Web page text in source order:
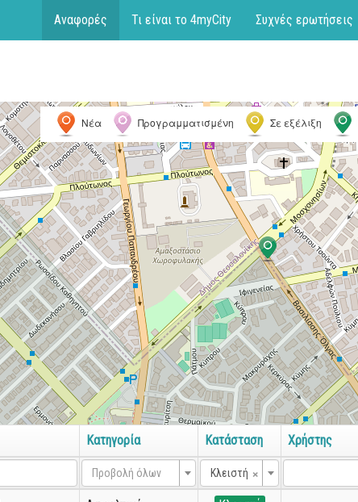
Αναφορές Τι είναι το 4myCity Συχνές ερωτήσεις
Νέα Προγραμματισμένη Σε εξέλιξη
Κατηγορία Κατάσταση Χρήστης
Προβολή όλων ×
Κλειστή